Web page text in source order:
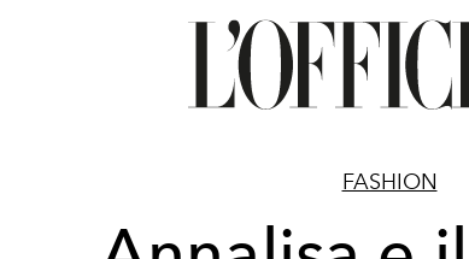
FASHION